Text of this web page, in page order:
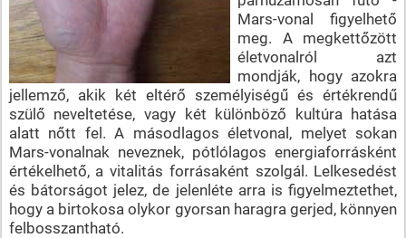
Mars-vonal figyelhető
meg. A megkettőzött
életvonalról azt
mondják, hogy azokra
jellemző, akik két eltérő személyiségű és értékrendű
szülő neveltetése, vagy két különböző kultúra hatása
alatt nőtt fel. A másodlagos életvonal, melyet sokan
Mars-vonalnak neveznek, pótlólagos energiaforrásként
értékelhető, a vitalitás forrásaként szolgál. Lelkesedést
és bátorságot jelez, de jelenléte arra is figyelmeztethet,
hogy a birtokosa olykor gyorsan haragra gerjed, könnyen
felbosszantható.